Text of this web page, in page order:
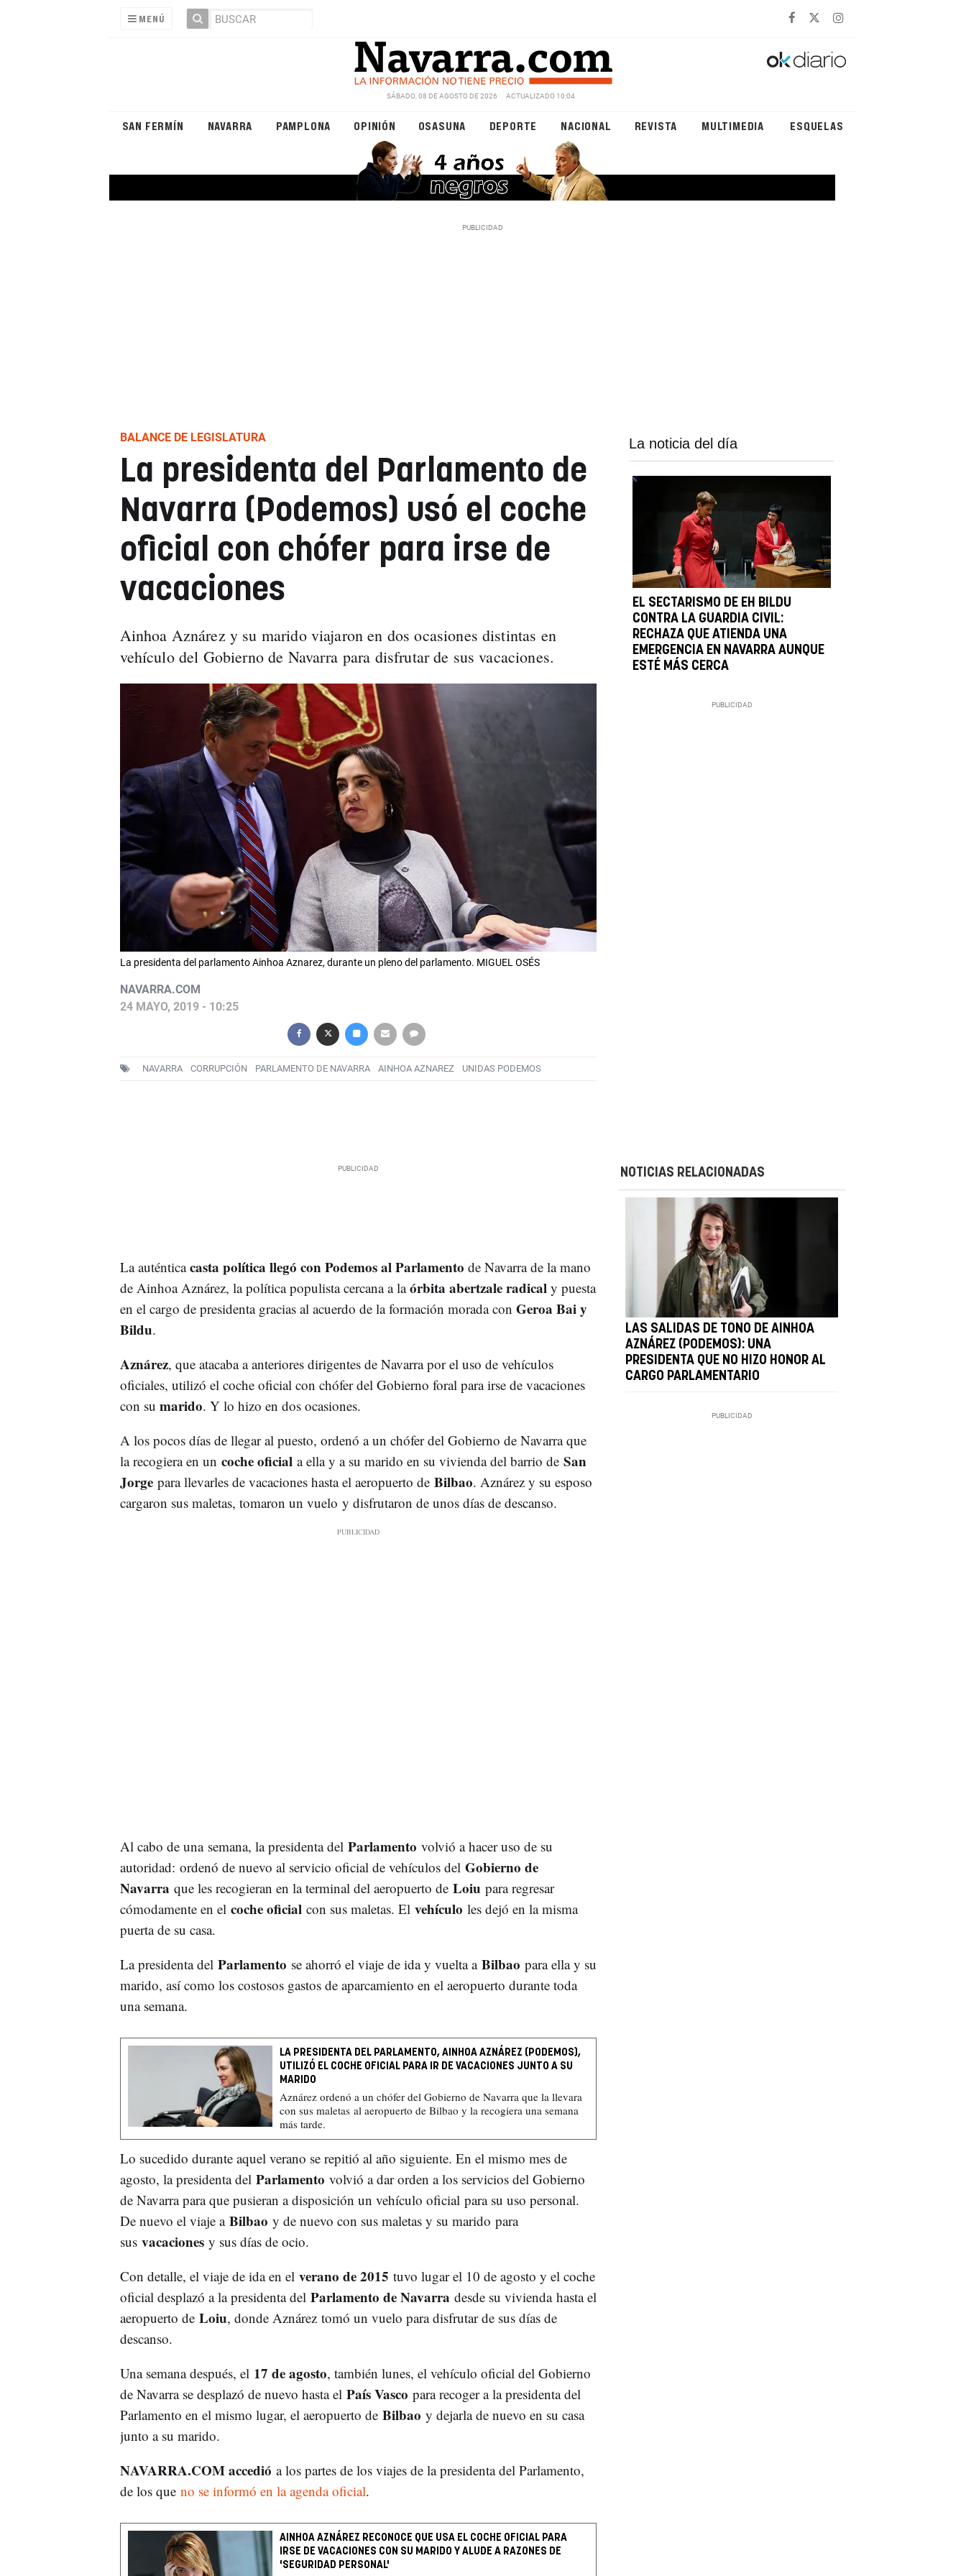
MENÚ
SÁBADO, 08 DE AGOSTO DE 2026 ACTUALIZADO 10:04
SAN FERMÍN NAVARRA PAMPLONA OPINIÓN OSASUNA DEPORTE NACIONAL REVISTA MULTIMEDIA ESQUELAS
BALANCE DE LEGISLATURA
La presidenta del Parlamento de
Navarra (Podemos) usó el coche
oficial con chófer para irse de
vacaciones
Ainhoa Aznárez y su marido viajaron en dos ocasiones distintas en
vehículo del Gobierno de Navarra para disfrutar de sus vacaciones.
La presidenta del parlamento Ainhoa Aznarez, durante un pleno del parlamento. MIGUEL OSÉS
NAVARRA.COM
24 MAYO, 2019 - 10:25
NAVARRA CORRUPCIÓN PARLAMENTO DE NAVARRA AINHOA AZNAREZ UNIDAS PODEMOS
La noticia del día
EL SECTARISMO DE EH BILDU
CONTRA LA GUARDIA CIVIL:
RECHAZA QUE ATIENDA UNA
EMERGENCIA EN NAVARRA AUNQUE
ESTÉ MÁS CERCA
La auténticacasta política llegó con Podemos al Parlamento de Navarra de la mano
de Ainhoa Aznárez, la política populista cercana a laórbita abertzale radical y puesta
en el cargo de presidenta gracias al acuerdo de la formación morada con Geroa Bai y
Bildu.
Aznárez, que atacaba a anteriores dirigentes de Navarra por el uso de vehículos
oficiales, utilizó el coche oficial con chófer del Gobierno foral para irse de vacaciones
con su marido. Y lo hizo en dos ocasiones.
A los pocos días de llegar al puesto, ordenó a un chófer del Gobierno de Navarra que
la recogiera en un coche oficial a ella y a su marido en su vivienda del barrio de San
Jorge para llevarles de vacaciones hasta el aeropuerto de Bilbao. Aznárez y su esposo
cargaron sus maletas, tomaron un vuelo y disfrutaron de unos días de descanso.
Al cabo de una semana, la presidenta del Parlamento volvió a hacer uso de su
autoridad: ordenó de nuevo al servicio oficial de vehículos del Gobierno de
Navarra que les recogieran en la terminal del aeropuerto de Loiu para regresar
cómodamente en el coche oficial con sus maletas. El vehículo les dejó en la misma
puerta de su casa.
La presidenta del Parlamento se ahorró el viaje de ida y vuelta a Bilbao para ella y su
marido, así como los costosos gastos de aparcamiento en el aeropuerto durante toda
una semana.
LA PRESIDENTA DEL PARLAMENTO, AINHOA AZNÁREZ (PODEMOS),
UTILIZÓ EL COCHE OFICIAL PARA IR DE VACACIONES JUNTO A SU
MARIDO
Aznárez ordenó a un chófer del Gobierno de Navarra que la llevara
con sus maletas al aeropuerto de Bilbao y la recogiera una semana
más tarde.
Lo sucedido durante aquel verano se repitió al año siguiente. En el mismo mes de
agosto, la presidenta del Parlamento volvió a dar orden a los servicios del Gobierno
de Navarra para que pusieran a disposición un vehículo oficial para su uso personal.
De nuevo el viaje a Bilbao y de nuevo con sus maletas y su marido para
sus vacaciones y sus días de ocio.
Con detalle, el viaje de ida en el verano de 2015 tuvo lugar el 10 de agosto y el coche
oficial desplazó a la presidenta del Parlamento de Navarra desde su vivienda hasta el
aeropuerto de Loiu, donde Aznárez tomó un vuelo para disfrutar de sus días de
descanso.
Una semana después, el 17 de agosto, también lunes, el vehículo oficial del Gobierno
de Navarra se desplazó de nuevo hasta el País Vasco para recoger a la presidenta del
Parlamento en el mismo lugar, el aeropuerto de Bilbao y dejarla de nuevo en su casa
junto a su marido.
NAVARRA.COM accedió a los partes de los viajes de la presidenta del Parlamento,
de los que no se informó en la agenda oficial.
AINHOA AZNÁREZ RECONOCE QUE USA EL COCHE OFICIAL PARA
IRSE DE VACACIONES CON SU MARIDO Y ALUDE A RAZONES DE
'SEGURIDAD PERSONAL'
NOTICIAS RELACIONADAS
LAS SALIDAS DE TONO DE AINHOA
AZNÁREZ (PODEMOS): UNA
PRESIDENTA QUE NO HIZO HONOR AL
CARGO PARLAMENTARIO